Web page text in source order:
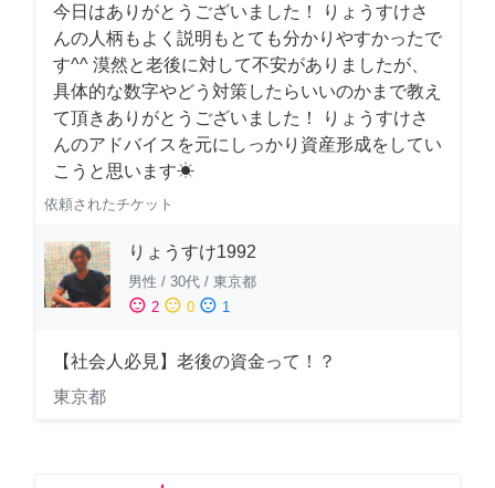
今日はありがとうございました！ りょうすけさ
んの人柄もよく説明もとても分かりやすかったで
す^^ 漠然と老後に対して不安がありましたが、
具体的な数字やどう対策したらいいのかまで教え
て頂きありがとうございました！ りょうすけさ
んのアドバイスを元にしっかり資産形成をしてい
こうと思います☀︎
依頼されたチケット
りょうすけ1992
男性 / 30代 / 東京都
sentiment_satisfied 2 sentiment_neutral 0 sentiment_dissatisfied 1
【社会人必見】老後の資金って！？
東京都